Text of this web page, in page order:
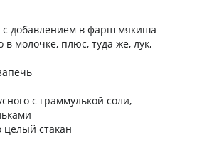
с добавлением в фарш мякиша
молочке, плюс, туда же, лук,
с граммулькой соли,
целый стакан